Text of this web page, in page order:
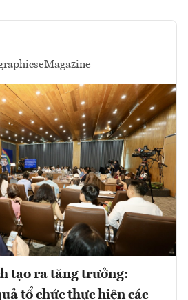
eMagazine
tạo ra tăng trưởng:
tổ chức thực hiện các